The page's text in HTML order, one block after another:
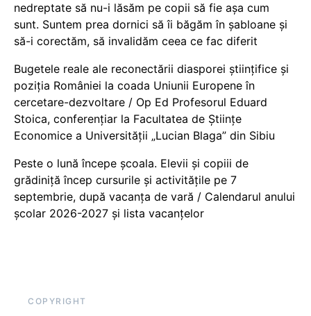
nedreptate să nu-i lăsăm pe copii să fie așa cum
sunt. Suntem prea dornici să îi băgăm în șabloane și
să-i corectăm, să invalidăm ceea ce fac diferit
Bugetele reale ale reconectării diasporei științifice și
poziția României la coada Uniunii Europene în
cercetare-dezvoltare / Op Ed Profesorul Eduard
Stoica, conferențiar la Facultatea de Științe
Economice a Universității „Lucian Blaga” din Sibiu
Peste o lună începe școala. Elevii și copiii de
grădiniță încep cursurile și activitățile pe 7
septembrie, după vacanța de vară / Calendarul anului
școlar 2026-2027 și lista vacanțelor
COPYRIGHT